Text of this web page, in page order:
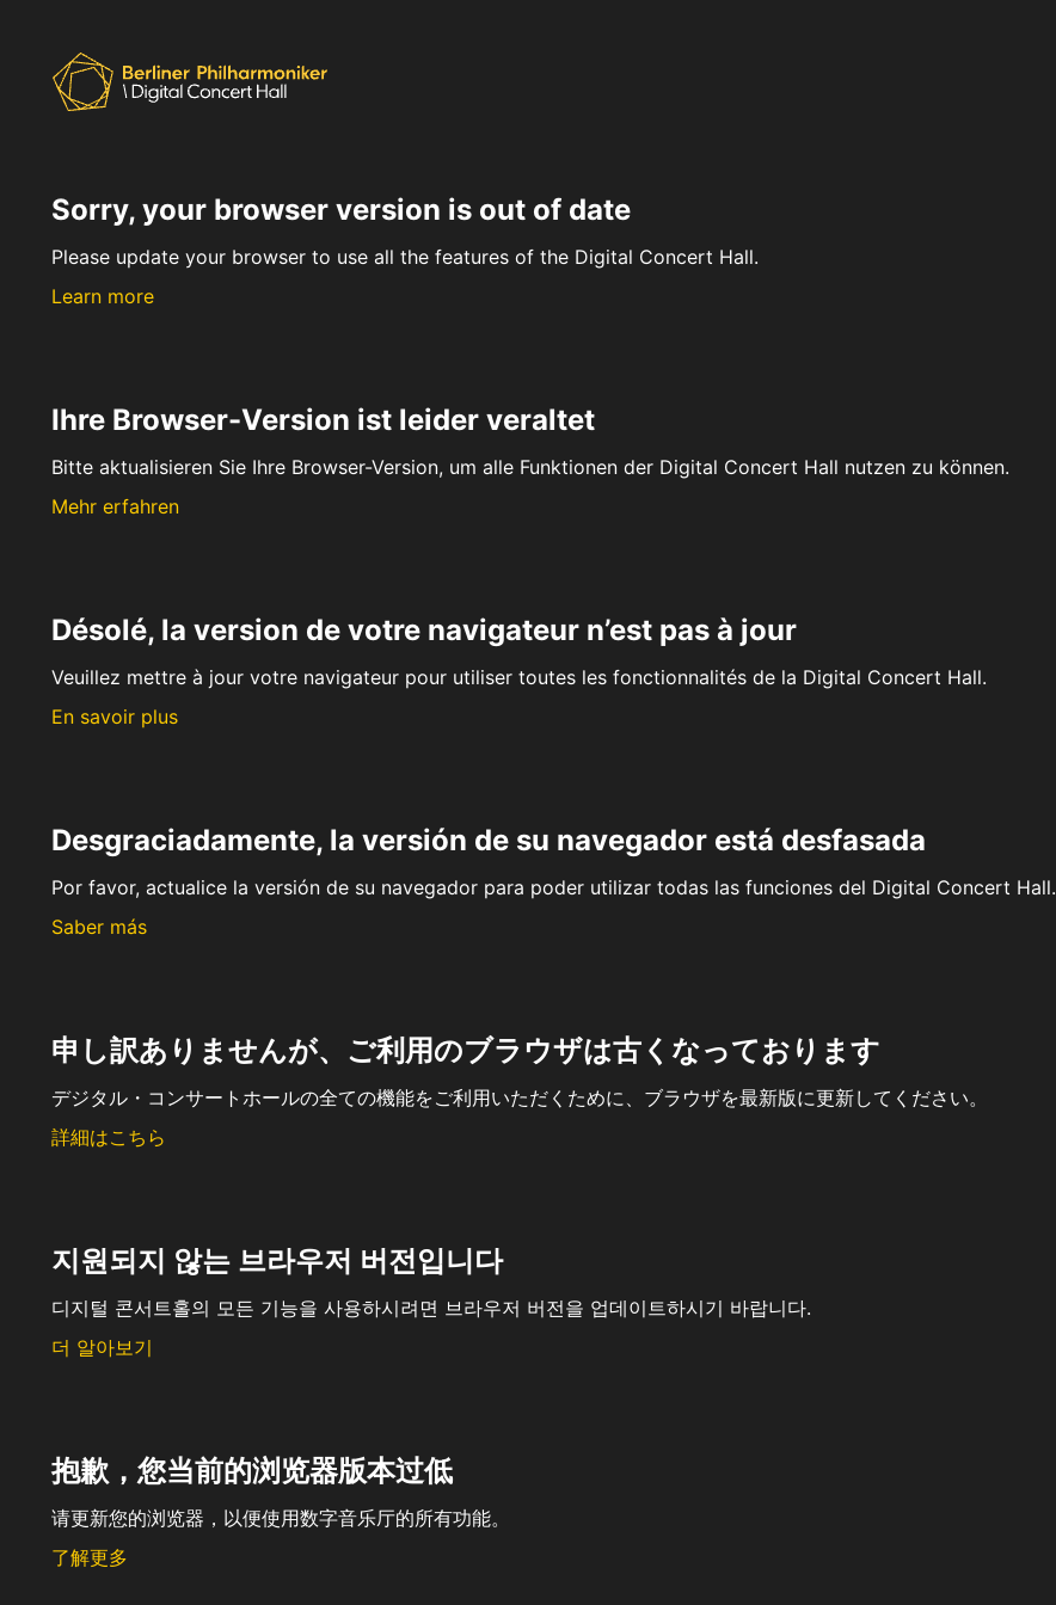
Sorry, your browser version is out of date
Please update your browser to use all the features of the Digital Concert Hall.
Learn more
Ihre Browser-Version ist leider veraltet
Bitte aktualisieren Sie Ihre Browser-Version, um alle Funktionen der Digital Concert Hall nutzen zu können.
Mehr erfahren
Désolé, la version de votre navigateur n’est pas à jour
Veuillez mettre à jour votre navigateur pour utiliser toutes les fonctionnalités de la Digital Concert Hall.
En savoir plus
Desgraciadamente, la versión de su navegador está desfasada
Por favor, actualice la versión de su navegador para poder utilizar todas las funciones del Digital Concert Hall.
Saber más
申し訳ありませんが、ご利用のブラウザは古くなっております
デジタル・コンサートホールの全ての機能をご利用いただくために、ブラウザを最新版に更新してください。
詳細はこちら
지원되지 않는 브라우저 버전입니다
디지털 콘서트홀의 모든 기능을 사용하시려면 브라우저 버전을 업데이트하시기 바랍니다.
더 알아보기
抱歉，您当前的浏览器版本过低
请更新您的浏览器，以便使用数字音乐厅的所有功能。
了解更多